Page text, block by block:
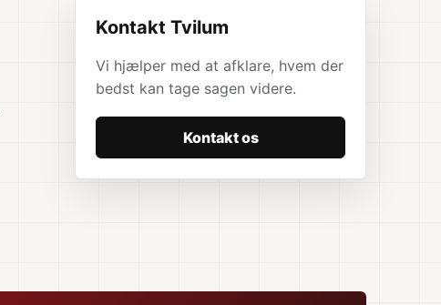
Kontakt Tvilum
Vi hjælper med at afklare, hvem der
bedst kan tage sagen videre.
Kontakt os